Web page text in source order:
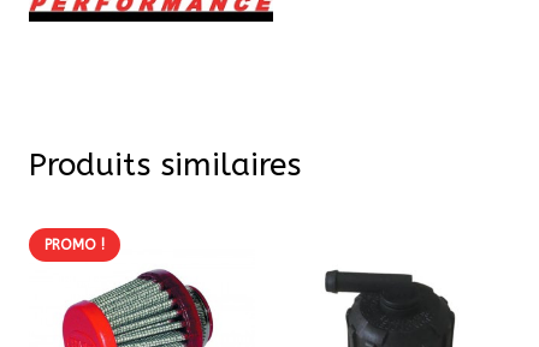
Produits similaires
PROMO !